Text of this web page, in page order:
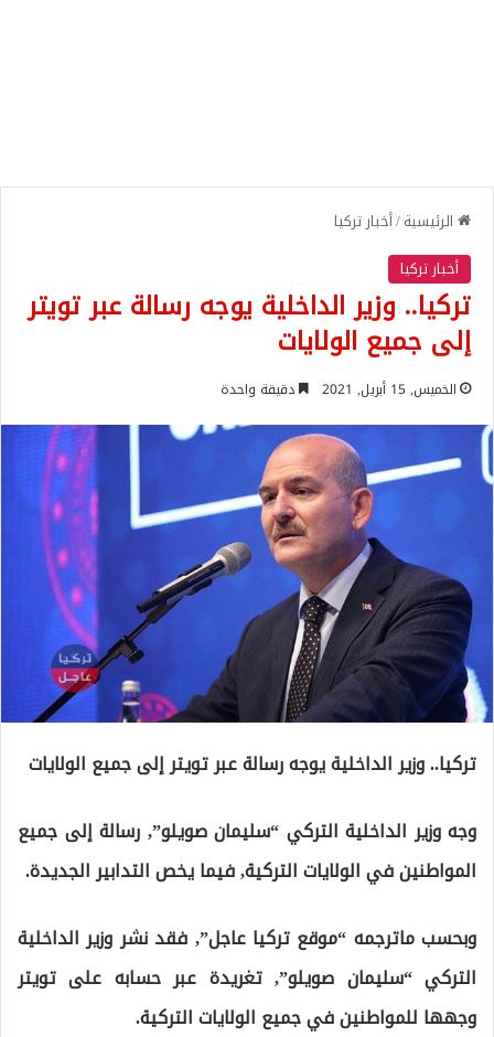
الرئيسية/أخبار تركيا
أخبار تركيا
تركيا.. وزير الداخلية يوجه رسالة عبر تويتر
إلى جميع الولايات
الخميس, 15 أبريل, 2021 دقيقة واحدة
تركيا.. وزير الداخلية يوجه رسالة عبر تويتر إلى جميع الولايات
وجه وزير الداخلية التركي “سليمان صويلو”, رسالة إلى جميع
المواطنين في الولايات التركية, فيما يخص التدابير الجديدة.
وبحسب ماترجمه “موقع تركيا عاجل”, فقد نشر وزير الداخلية
التركي “سليمان صويلو”, تغريدة عبر حسابه على تويتر
وجهها للمواطنين في جميع الولايات التركية.